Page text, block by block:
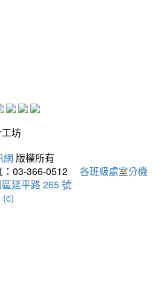
坊
網 版權所有
：03-366-0512
各班級處室分機
延平路 265 號